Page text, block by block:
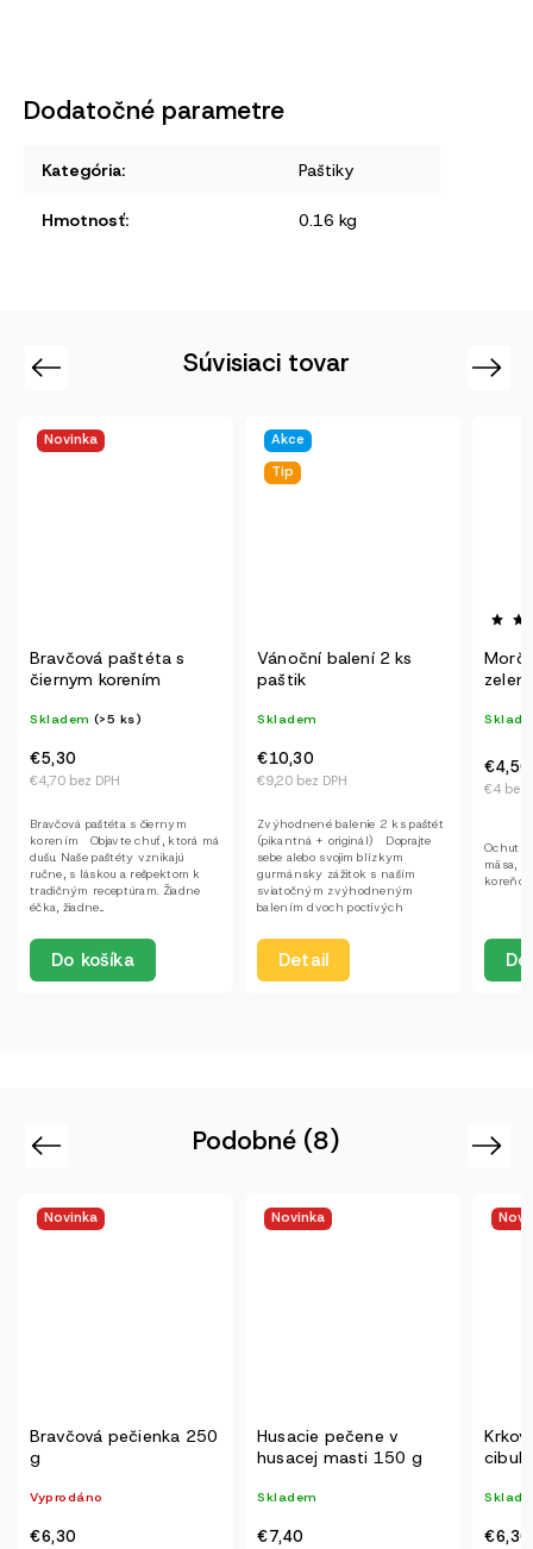
Dodatočné parametre
Kategória: Paštiky
Hmotnosť: 0.16 kg
Súvisiaci tovar
Previous
Akce
Vánoční balení 2 ks
paštik
Skladem
€9,20 bez DPH
€10,30
Detail
Zvýhodnené balenie 2 ks paštét
(pikantná + originál) Doprajte
sebe alebo svojim blízkym
gurmánsky zážitok s naším
sviatočným zvýhodneným
balením dvoch poctivých
Morčacia zmes so
zeleninou (1 porcia)
Skladem
€4 bez DPH
€4,50
Do košíka
Ochutnajte kúsky morčacieho
mäsa, v jemnej omáčke s
koreňovou zeleninou a pórom.
€9,90
Next
Podobné (8)
Previous
Novinka
Husacie pečene v
husacej masti 150 g
Skladem
€7,40
Novinka
Krkovička s osmaženou
cibuľkou 250 g
Skladem
€6,30
bok
€5,60
Next